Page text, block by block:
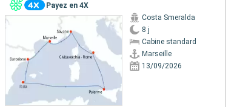
Payez en 4X
Costa Smeralda
8 j
Cabine standard
Marseille
13/09/2026